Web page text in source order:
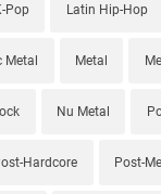
Pop Latin Hip-Hop
Metal Metal
Nu Metal
Hardcore Post-